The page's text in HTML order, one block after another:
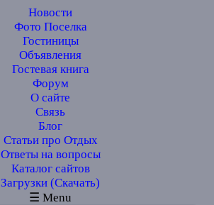
Новости
Фото Поселка
Гостиницы
Объявления
Гостевая книга
Форум
О сайте
Связь
Блог
Статьи про Отдых
Ответы на вопросы
Каталог сайтов
Загрузки (Скачать)
☰ Menu